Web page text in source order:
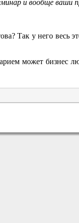
и вообще ваши
Так у него весь
может бизнес